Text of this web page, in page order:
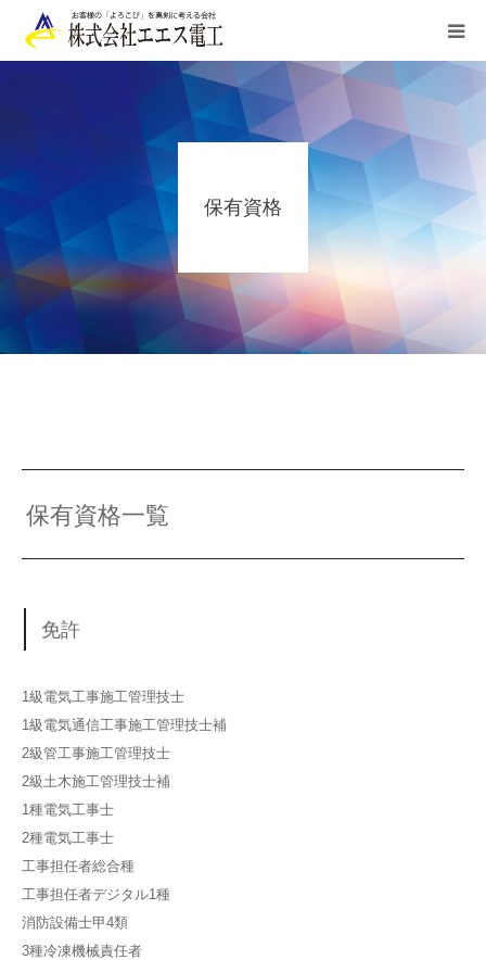
保有資格
保有資格一覧
免許
1級電気工事施工管理技士
1級電気通信工事施工管理技士補
2級管工事施工管理技士
2級土木施工管理技士補
1種電気工事士
2種電気工事士
工事担任者総合種
工事担任者デジタル1種
消防設備士甲4類
3種冷凍機械責任者
業務内容
施工実績
お申込み/お問合せ